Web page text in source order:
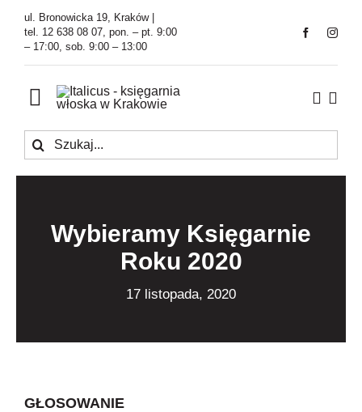
Przejdź
zawartości
ul. Bronowicka 19, Kraków |
tel. 12 638 08 07, pon. – pt. 9:00
– 17:00, sob. 9:00 – 13:00
Toggle
Navigation
Księgarnia
Tłumaczenia
Szukaj
Wybieramy Księgarnie
Roku 2020
17 listopada, 2020
GŁOSOWANIE